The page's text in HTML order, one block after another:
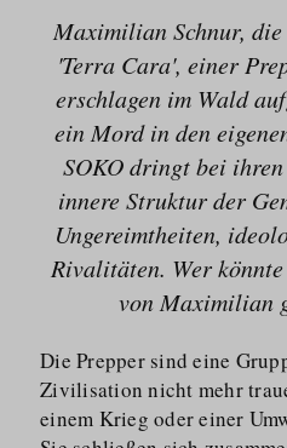
Maximilian Schnur,
'Terra Cara', einer
erschlagen im Wald
ein Mord in den
SOKO dringt bei
innere Struktur der
Ungereimtheiten,
Rivalitäten. Wer
von Maximilian
Die Prepper sind eine
Zivilisation nicht mehr
einem Krieg oder einer